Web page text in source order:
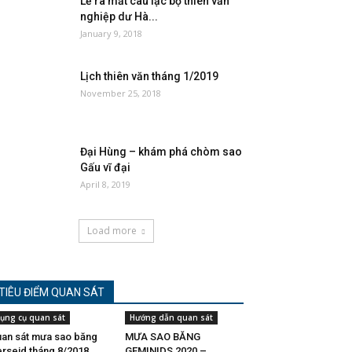
nghiệp dư Hà...
January 9, 2018
Lịch thiên văn tháng 1/2019
November 25, 2018
Đại Hùng – khám phá chòm sao
Gấu vĩ đại
April 8, 2019
Load more
ĐIỂM QUAN SÁT
cụ quan sát
sát mưa sao băng
Hướng dẫn quan sát
MƯA SAO BĂNG